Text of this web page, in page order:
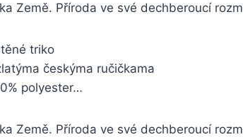
Země. Příroda ve své dechberoucí
triko
českýma ručičkama
polyester…
Země. Příroda ve své dechberoucí